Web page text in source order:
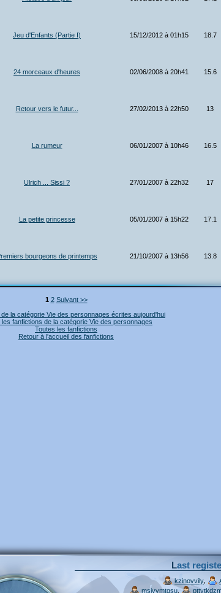
Jeu d'Enfants (Partie I) 15/12/2012 à 01h15 18.7
24 morceaux d'heures 02/06/2008 à 20h41 15.6
Retour vers le futur... 27/02/2013 à 22h50 13
La rumeur 06/01/2007 à 10h46 16.5
Ulrich ... Sissi ? 27/01/2007 à 22h32 17
La petite princesse 05/01/2007 à 15h22 17.1
bourgeons de printemps 21/10/2007 à 13h56 13.8
1 2 Suivant >>
la catégorie Vie des personnages écrites aujourd'hui
les fanfictions de la catégorie Vie des personnages
Toutes les fanfictions
Retour à l'accueil des fanfictions
Last
kzinovvily
msivymtqsu,